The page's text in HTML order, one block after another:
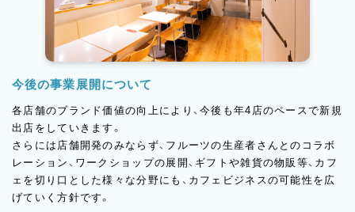
今後の事業展開について
各店舗のブランド価値の向上により、今後も年4店のペースで新規
出店をしていきます。
さらには店舗開発のみならず、フルーツの生産者さんとのコラボ
レーション、ワークショップの展開、ギフトや雑貨の物販等、カフ
ェを切り口とした様々な分野にも、カフェビジネスの可能性を広
げていく方針です。